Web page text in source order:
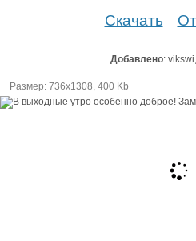
Скачать
Добавлено:
Размер: 736х1308, 400 Kb